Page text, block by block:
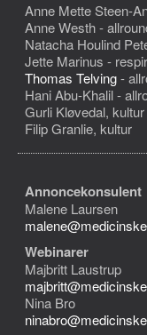
Anne Mette Steen-
Anne Westh -
Natacha Houlind
Jette Marinus -
Thomas Telving-
Hani Abu-Khalil -
Gurli Kløvedal, kultur
Filip Granlie, kultur
Annoncekonsulent
Malene Laursen
Webinarer
Majbritt Laustrup
Nina Bro